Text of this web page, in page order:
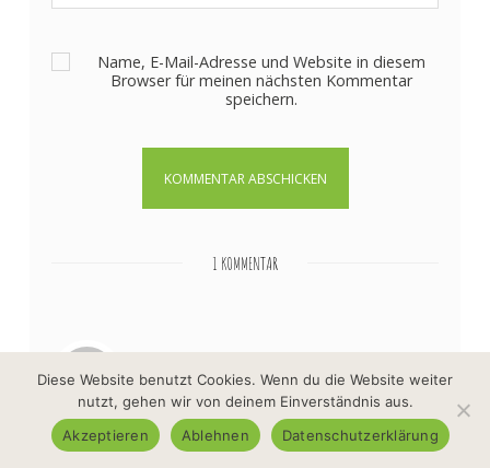
Name, E-Mail-Adresse und Website in diesem
Browser für meinen nächsten Kommentar
speichern.
1 KOMMENTAR
16.Februar 2026
Hallo Ute, wie lange halten die Magnetkugeln für
Diese Website benutzt Cookies. Wenn du die Website weiter
nutzt, gehen wir von deinem Einverständnis aus.
Akzeptieren
Ablehnen Datenschutzerklärung